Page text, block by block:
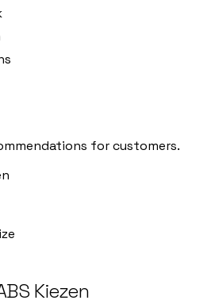
for customers.
Kiezen